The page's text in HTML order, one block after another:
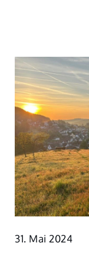
31. Mai 2024